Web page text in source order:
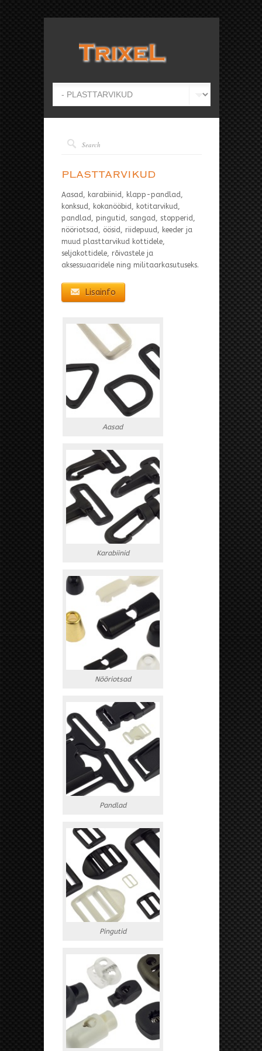
PLASTTARVIKUD
Aasad, karabiinid, klapp-pandlad,
konksud, kokanööbid, kotitarvikud,
pandlad, pingutid, sangad, stopperid,
nööriotsad, öösid, riidepuud, keeder ja
muud plasttarvikud kottidele,
seljakottidele, rõivastele ja
aksessuaaridele ning militaarkasutuseks.
Lisainfo
Aasad
Karabiinid
Nööriotsad
Pandlad
Pingutid